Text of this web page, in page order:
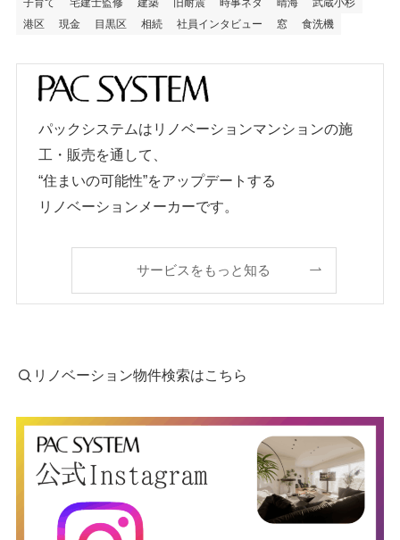
港区
現金 目黒区 相続 社員インタビュー 窓 食洗機
パックシステムはリノベーションマンションの施
工・販売を通して、
“住まいの可能性”をアップデートする
リノベーションメーカーです。
サービスをもっと知る
リノベーション物件検索はこちら